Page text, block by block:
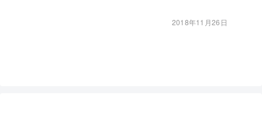
2018年11月26日